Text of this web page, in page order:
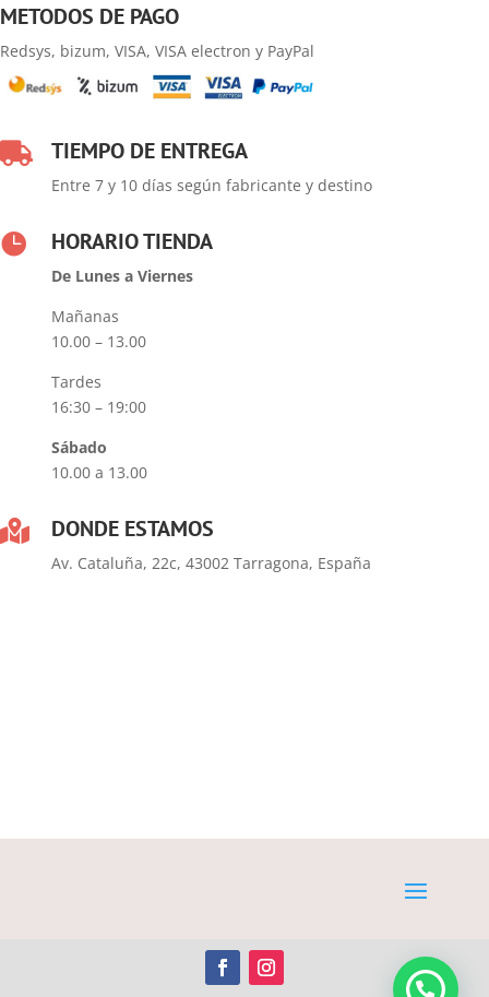
METODOS DE PAGO
Redsys, bizum, VISA, VISA electron y PayPal
 TIEMPO DE ENTREGA
Entre 7 y 10 días según fabricante y destino
 HORARIO TIENDA
De Lunes a Viernes
Mañanas
10.00 – 13.00
Tardes
16:30 – 19:00
Sábado
10.00 a 13.00
 DONDE ESTAMOS
Av. Cataluña, 22c, 43002 Tarragona, España